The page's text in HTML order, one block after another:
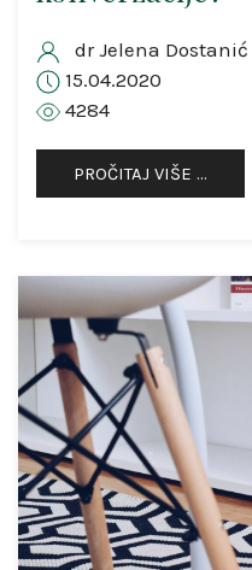
dr Jelena Dostanić
15.04.2020
4284
PROČITAJ VIŠE …